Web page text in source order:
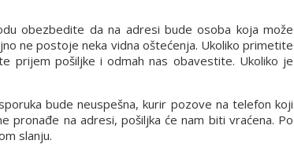
obezbedite da na adresi bude osoba koja može
ne postoje neka vidna oštećenja. Ukoliko primetite
prijem pošiljke i odmah nas obavestite. Ukoliko je
bude neuspešna, kurir pozove na telefon koji
pronađe na adresi, pošiljka će nam biti vraćena. Po
slanju.